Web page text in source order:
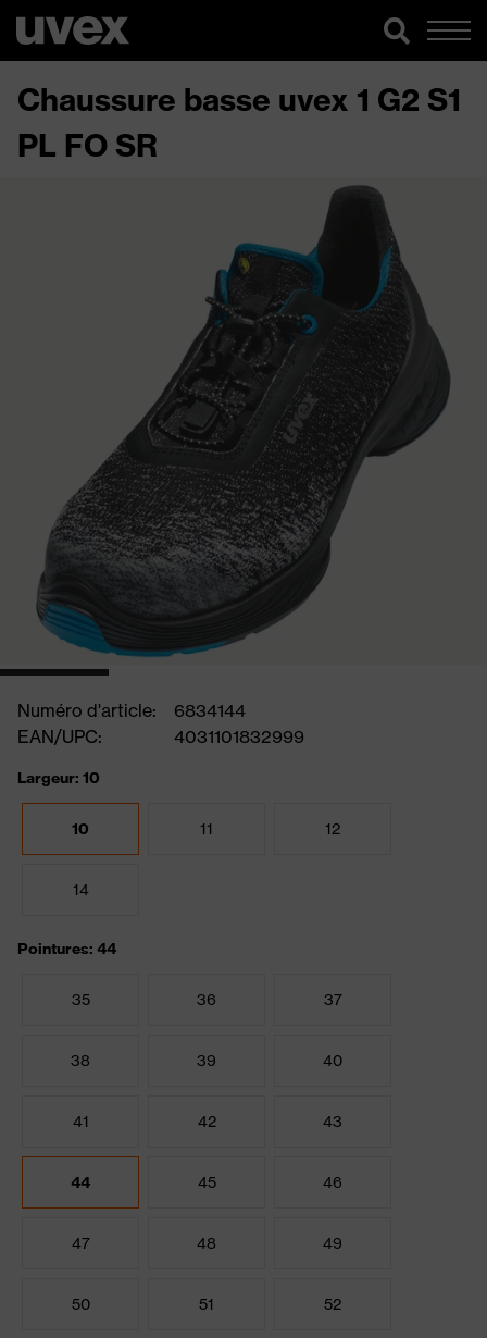
Chaussure basse uvex 1 G2 S1
PL FO SR
Numéro d'article:
6834144
EAN/UPC:
4031101832999
Largeur: 10
10 11 12
14
Pointures: 44
35 36 37
38 39 40
41 42 43
44 45 46
47 48 49
50 51 52